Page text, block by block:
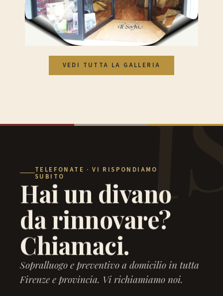
VEDI TUTTA LA GALLERIA
TELEFONATE · VI RISPONDIAMO
SUBITO
Hai un divano
da rinnovare?
Chiamaci.
Sopralluogo e preventivo a domicilio in tutta
Firenze e provincia. Vi richiamiamo noi.